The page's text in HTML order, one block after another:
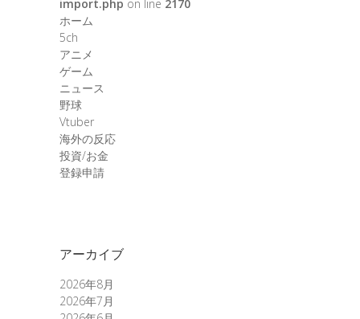
import.php on line 2170
ホーム
5ch
アニメ
ゲーム
ニュース
野球
Vtuber
海外の反応
投資/お金
登録申請
アーカイブ
2026年8月
2026年7月